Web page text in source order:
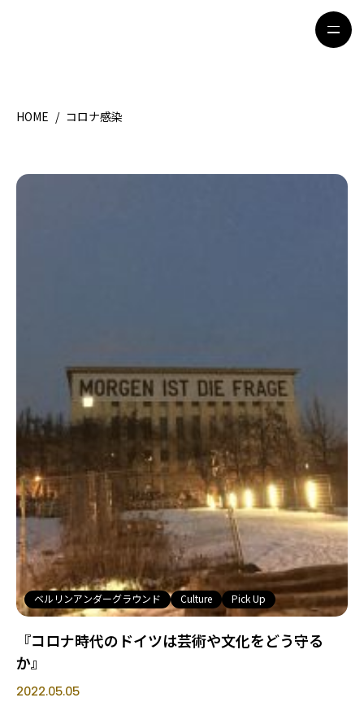
HOME
HOME / コロナ感染
ベルリンアンダーグラウンド Culture Pick Up
『コロナ時代のドイツは芸術や文化をどう守る
か』
2022.05.05